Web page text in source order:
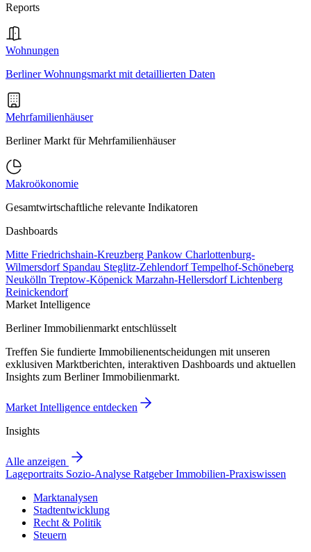
Reports
Wohnungen
Berliner Wohnungsmarkt mit detaillierten Daten
Mehrfamilienhäuser
Berliner Markt für Mehrfamilienhäuser
Makroökonomie
Gesamtwirtschaftliche relevante Indikatoren
Dashboards
Mitte Friedrichshain-Kreuzberg Pankow Charlottenburg-
Wilmersdorf Spandau Steglitz-ZehlendorfTempelhof-Schöneberg
Neukölln Treptow-Köpenick Marzahn-HellersdorfLichtenberg
Reinickendorf
Market Intelligence
Berliner Immobilienmarkt entschlüsselt
Treffen Sie fundierte Immobilienentscheidungen mit unseren
exklusiven Marktberichten, interaktiven Dashboards und aktuellen
Insights zum Berliner Immobilienmarkt.
Market Intelligence entdecken
Insights
Alle anzeigen
Lageportraits Sozio-Analyse RatgeberImmobilien-Praxiswissen
Marktanalysen
Stadtentwicklung
Recht & Politik
Steuern